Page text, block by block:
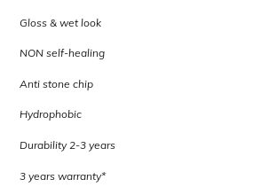
Gloss & wet look
NON self-healing
Anti stone chip
Hydrophobic
Durability 2-3 years
3 years warranty*